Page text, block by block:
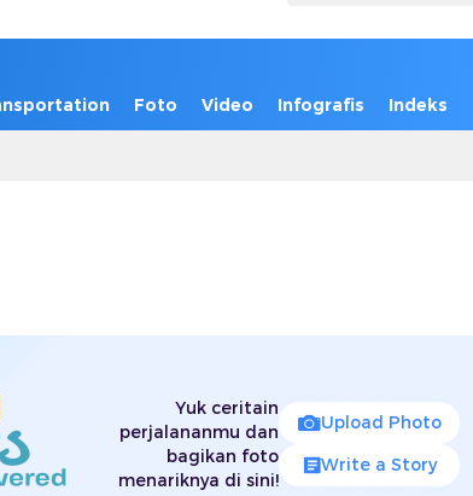
Foto Video Infografis Indeks
Yuk ceritain
perjalananmu dan
bagikan foto
menariknya di sini!
Upload Photo
Write a Story